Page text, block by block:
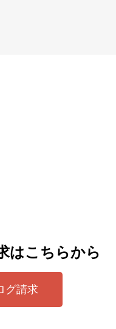
はこちらから
グ請求